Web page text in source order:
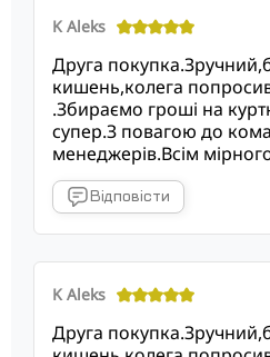
K Aleks
Друга
кишень,колега
.Збираємо гроші на
супер.З повагою до
менеджерів.Всім
Відповісти
K Aleks
Друга